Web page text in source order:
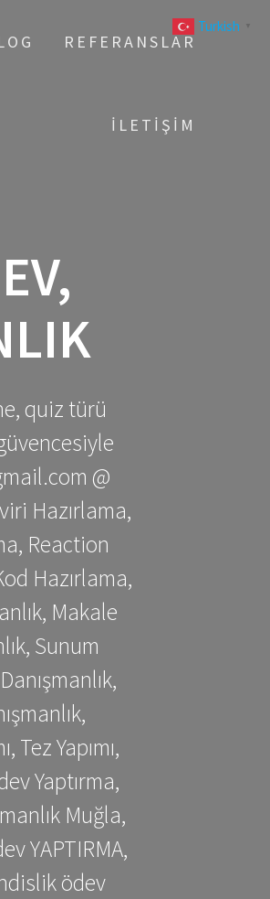
REFERANSLAR
İLETIŞIM
quiz türü
@
Hazırlama,
Reaction
Hazırlama,
Makale
Sunum
Tez Yapımı,
Yaptırma,
Muğla,
YAPTIRMA,
ödev
Turkish ▼